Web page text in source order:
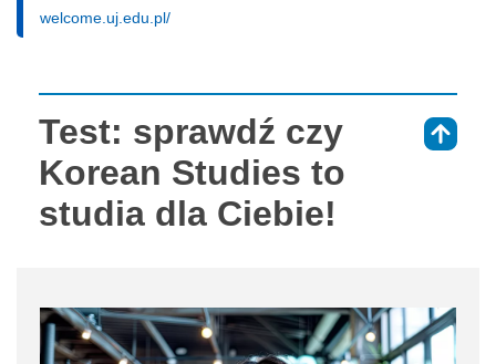
welcome.uj.edu.pl/
Test: sprawdź czy
Korean Studies to
studia dla Ciebie!